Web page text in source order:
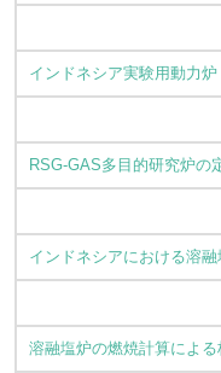
インドネシア実験用動力
RSG-GAS多目的研究炉の
インドネシアにおける溶
溶融塩炉の燃焼計算によ